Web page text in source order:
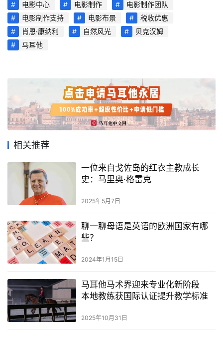
首
页
旅
略
生
活
指
南
移
留
学
育
网
电影中心 电影制作
电影制作团队
电影制作支持
电影布景
税收优惠
肖恩·康纳利
自然风光
贝克汉姆
马耳他
相关推荐
一位来自戈佐岛的红衣主教成长
史：马里奥·格雷克
2025年5月7日
聊一聊母语是英语的欧洲国家有哪
些？
2024年1月15日
马耳他马术界迎来专业化新阶段
本地教练获国际认证提升教学标准
2025年10月31日